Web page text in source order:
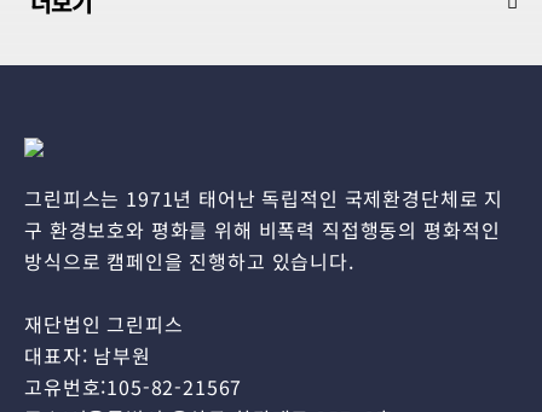
그린피스는 1971년 태어난 독립적인 국제환경단체로 지
구 환경보호와 평화를 위해 비폭력 직접행동의 평화적인
방식으로 캠페인을 진행하고 있습니다.
재단법인 그린피스
대표자: 남부원
고유번호:105-82-21567